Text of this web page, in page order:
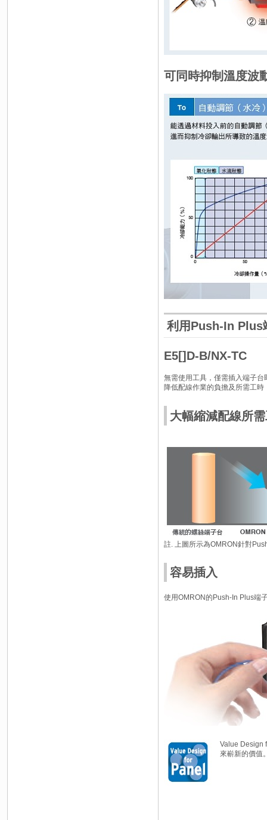
可同時抑制溫度波
利用Push-In Plus
E5[]D-B/NX-TC
無需使用工具，僅需插入端子台
降低配線作業的負擔及所需工
大幅縮減配線所
註. 上圖所示為OMRON針對
容易插入
使用OMRON的Push-In Plus端
Value Design
來嶄新的價值